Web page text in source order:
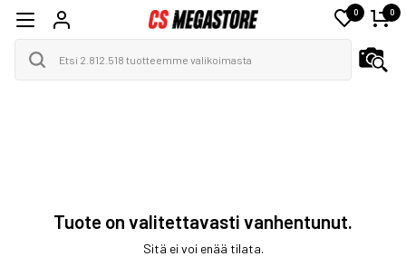
0 0
Tuote on valitettavasti vanhentunut.
Sitä ei voi enää tilata.